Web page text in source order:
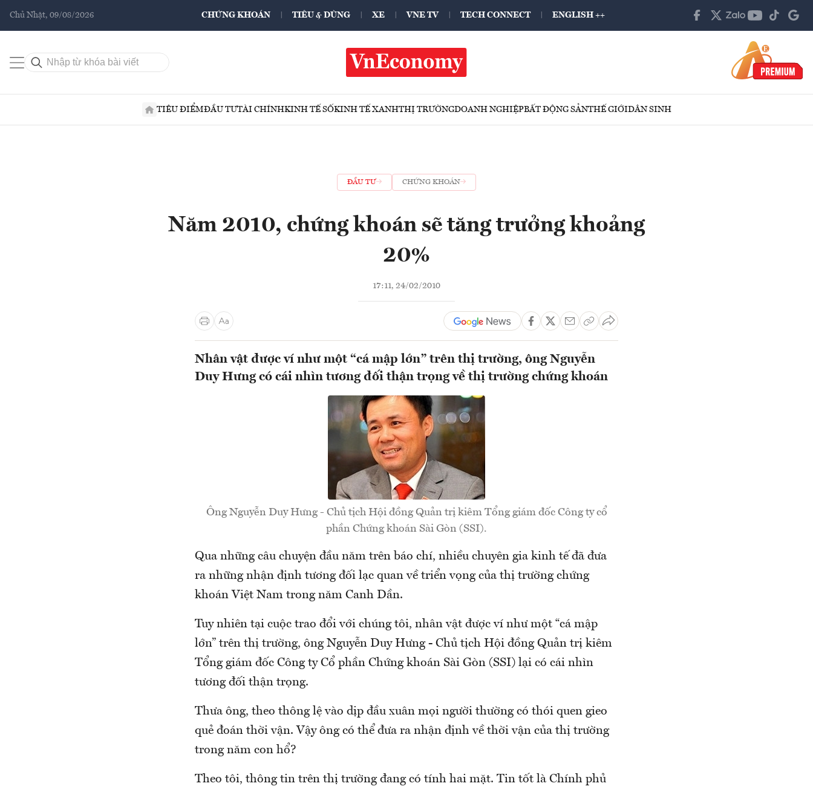
Chủ Nhật, 09/08/2026 CHỨNG KHOÁN TIÊU & DÙNG XE VNE TV TECH CONNECT ENGLISH ++
TIÊU ĐIỂMĐẦU TƯTÀI CHÍNHKINH TẾ SỐKINH TẾ XANHTHỊ TRƯỜNGDOANH NGHIỆPBẤT ĐỘNG SẢNTHẾ GIỚIDÂN SINH
ĐẦU TƯ CHỨNG KHOÁN
Năm 2010, chứng khoán sẽ tăng trưởng khoảng
20%
17:11, 24/02/2010
Nhân vật được ví như một “cá mập lớn” trên thị trường, ông Nguyễn
Duy Hưng có cái nhìn tương đối thận trọng về thị trường chứng khoán
Ông Nguyễn Duy Hưng - Chủ tịch Hội đồng Quản trị kiêm Tổng giám đốc Công ty cổ
phần Chứng khoán Sài Gòn (SSI).
Qua những câu chuyện đầu năm trên báo chí, nhiều chuyên gia kinh tế đã đưa
ra những nhận định tương đối lạc quan về triển vọng của thị trường chứng
khoán Việt Nam trong năm Canh Dần.
Tuy nhiên tại cuộc trao đổi với chúng tôi, nhân vật được ví như một “cá mập
lớn” trên thị trường, ông Nguyễn Duy Hưng - Chủ tịch Hội đồng Quản trị kiêm
Tổng giám đốc Công ty Cổ phần Chứng khoán Sài Gòn (SSI) lại có cái nhìn
tương đối thận trọng.
Thưa ông, theo thông lệ vào dịp đầu xuân mọi người thường có thói quen gieo
quẻ đoán thời vận. Vậy ông có thể đưa ra nhận định về thời vận của thị trường
trong năm con hổ?
Theo tôi, thông tin trên thị trường đang có tính hai mặt. Tin tốt là Chính phủ